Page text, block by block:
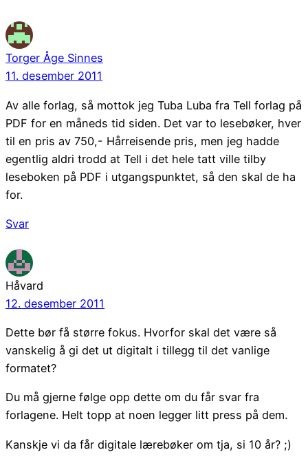
Torger Åge Sinnes
11. desember 2011
Av alle forlag, så mottok jeg Tuba Luba fra Tell forlag på
PDF for en måneds tid siden. Det var to lesebøker, hver
til en pris av 750,- Hårreisende pris, men jeg hadde
egentlig aldri trodd at Tell i det hele tatt ville tilby
leseboken på PDF i utgangspunktet, så den skal de ha
for.
Svar
Håvard
12. desember 2011
Dette bør få større fokus. Hvorfor skal det være så
vanskelig å gi det ut digitalt i tillegg til det vanlige
formatet?
Du må gjerne følge opp dette om du får svar fra
forlagene. Helt topp at noen legger litt press på dem.
Kanskje vi da får digitale lærebøker om tja, si 10 år? ;)